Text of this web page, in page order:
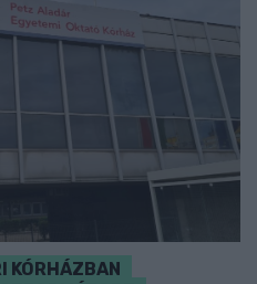
KÓRHÁZBAN